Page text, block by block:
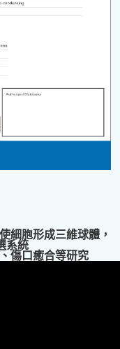
細胞形成三維球體，
系統
傷口癒合等研究